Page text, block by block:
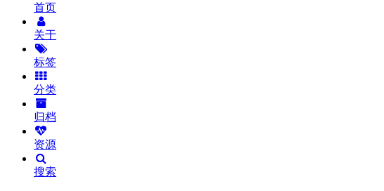
首页
关于
标签
分类
归档
资源
搜索